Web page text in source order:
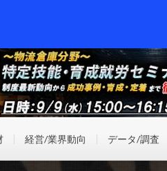
経営/業界動向 データ/調査